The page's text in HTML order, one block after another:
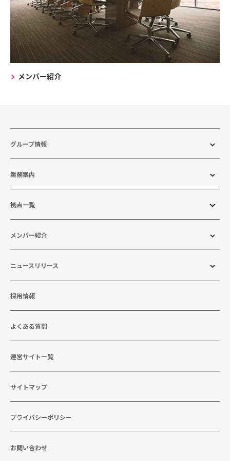
メンバー紹介
グループ情報
業務案内
拠点一覧
メンバー紹介
ニュースリリース
採用情報
よくある質問
運営サイト一覧
サイトマップ
プライバシーポリシー
お問い合わせ